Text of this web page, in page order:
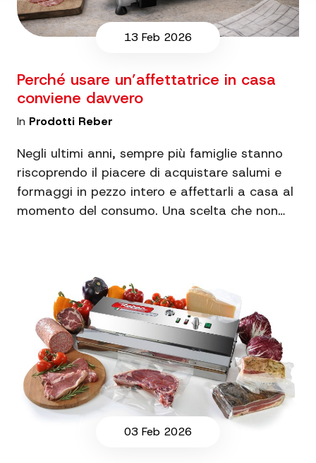
13 Feb 2026
Perché usare un’affettatrice in casa
conviene davvero
In Prodotti Reber
Negli ultimi anni, sempre più famiglie stanno
riscoprendo il piacere di acquistare salumi e
formaggi in pezzo intero e affettarli a casa al
momento del consumo. Una scelta che non…
03 Feb 2026